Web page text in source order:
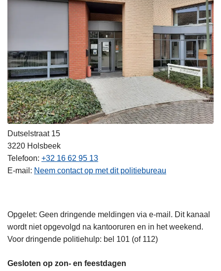
Dutselstraat 15
3220 Holsbeek
Telefoon +32 16 62 95 13
E-mail
Neem contact op met dit politiebureau
Opgelet: Geen dringende meldingen via e-mail. Dit kanaal
wordt niet opgevolgd na kantooruren en in het weekend.
Voor dringende politiehulp: bel 101 (of 112)
Gesloten op zon- en feestdagen